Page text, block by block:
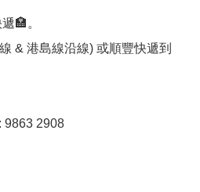
🏣。
& 港島線沿線) 或順豐快遞到
9863 2908